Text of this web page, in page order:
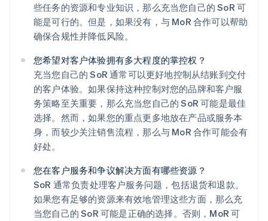
些任务的资源和专业知识，那么充当您自己的 SoR 可
能是可行的。但是，如果没有，与 MoR 合作可以帮助
确保合规性并降低风险。
您希望对客户体验拥有多大程度的掌控权？
充当您自己的 SoR 通常可以更好地控制从结账到交付
的客户体验。如果保持这种控制对您的品牌和客户服
务策略至关重要，那么充当您自己的 SoR 可能是最佳
选择。然而，如果您的重点更多地放在产品或服务本
身，而较少关注销售流程，那么与 MoR 合作可能会有
好处。
您在客户服务和争议解决方面有哪些资源？
SoR 通常负责处理客户服务问题，包括退货和退款。
如果您有足够的资源来有效地管理这些方面，那么充
当您自己的 SoR 可能是正确的选择。否则，MoR 可